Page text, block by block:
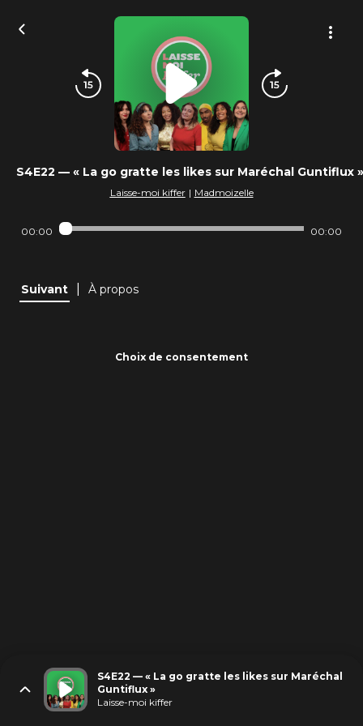
S4E22 — « La go gratte les likes sur Maréchal Guntiflux »
Laisse-moi kiffer | Madmoizelle
00:00 00:00
Suivant À propos
Choix de consentement
S4E22 — « La go gratte les likes sur Maréchal
Guntiflux »
Laisse-moi kiffer